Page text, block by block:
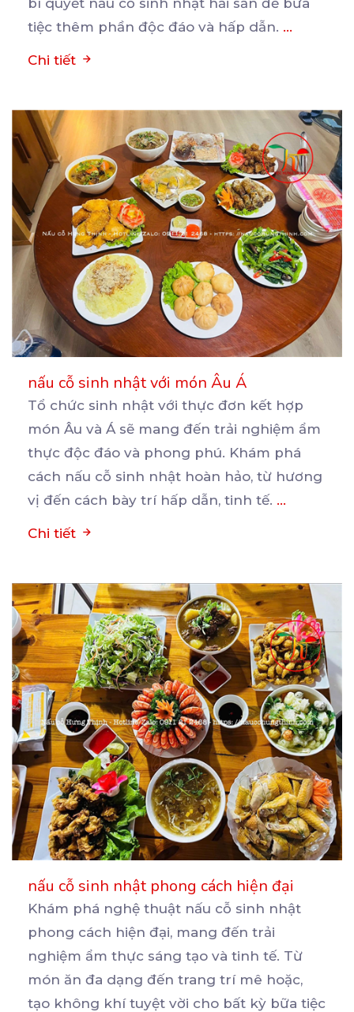
tiệc thêm phần độc đáo và hấp dẫn. ...
Chi tiết
nấu cỗ sinh nhật với món Âu Á
Tổ chức sinh nhật với thực đơn kết hợp
món Âu và Á sẽ mang đến trải nghiệm ẩm
thực độc đáo và phong phú. Khám phá
cách nấu cỗ sinh nhật hoàn hảo, từ hương
vị đến cách bày trí hấp dẫn, tinh tế. ...
Chi tiết
nấu cỗ sinh nhật phong cách hiện đại
Khám phá nghệ thuật nấu cỗ sinh nhật
phong cách hiện đại, mang đến trải
nghiệm ẩm thực sáng tạo và tinh tế. Từ
món ăn đa dạng đến trang trí mê hoặc,
tạo không khí tuyệt vời cho bất kỳ bữa tiệc